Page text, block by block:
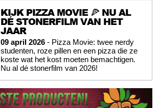
KIJK PIZZA MOVIE 🍕 NU AL
DÉ STONERFILM VAN HET
JAAR
09 april 2026 - Pizza Movie: twee nerdy
studenten, roze pillen en een pizza die ze
koste wat het kost moeten bemachtigen.
Nu al dé stonerfilm van 2026!